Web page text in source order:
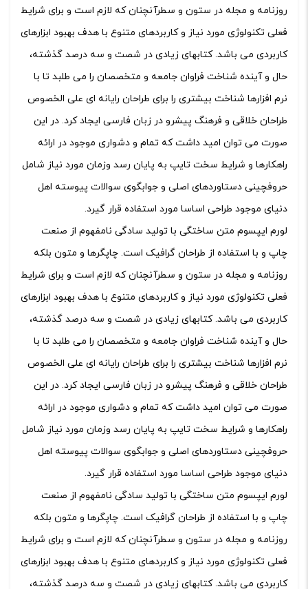
روزنامه و مجله در ستون و سطرآنچنان که لازم است و برای شرایط
فعلی تکنولوژی مورد نیاز و کاربردهای متنوع با هدف بهبود ابزارهای
کاربردی می باشد. کتابهای زیادی در شصت و سه درصد گذشته،
حال و آینده شناخت فراوان جامعه و متخصصان را می طلبد تا با
نرم افزارها شناخت بیشتری را برای طراحان رایانه ای علی الخصوص
طراحان خلاقی و فرهنگ پیشرو در زبان فارسی ایجاد کرد. در این
صورت می توان امید داشت که تمام و دشواری موجود در ارائه
راهکارها و شرایط سخت تایپ به پایان رسد وزمان مورد نیاز شامل
حروفچینی دستاوردهای اصلی و جوابگوی سوالات پیوسته اهل
دنیای موجود طراحی اساسا مورد استفاده قرار گیرد.
لورم ایپسوم متن ساختگی با تولید سادگی نامفهوم از صنعت
چاپ و با استفاده از طراحان گرافیک است. چاپگرها و متون بلکه
روزنامه و مجله در ستون و سطرآنچنان که لازم است و برای شرایط
فعلی تکنولوژی مورد نیاز و کاربردهای متنوع با هدف بهبود ابزارهای
کاربردی می باشد. کتابهای زیادی در شصت و سه درصد گذشته،
حال و آینده شناخت فراوان جامعه و متخصصان را می طلبد تا با
نرم افزارها شناخت بیشتری را برای طراحان رایانه ای علی الخصوص
طراحان خلاقی و فرهنگ پیشرو در زبان فارسی ایجاد کرد. در این
صورت می توان امید داشت که تمام و دشواری موجود در ارائه
راهکارها و شرایط سخت تایپ به پایان رسد وزمان مورد نیاز شامل
حروفچینی دستاوردهای اصلی و جوابگوی سوالات پیوسته اهل
دنیای موجود طراحی اساسا مورد استفاده قرار گیرد.
لورم ایپسوم متن ساختگی با تولید سادگی نامفهوم از صنعت
چاپ و با استفاده از طراحان گرافیک است. چاپگرها و متون بلکه
روزنامه و مجله در ستون و سطرآنچنان که لازم است و برای شرایط
فعلی تکنولوژی مورد نیاز و کاربردهای متنوع با هدف بهبود ابزارهای
کاربردی می باشد. کتابهای زیادی در شصت و سه درصد گذشته،